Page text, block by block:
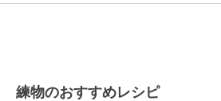
練物のおすすめレシピ